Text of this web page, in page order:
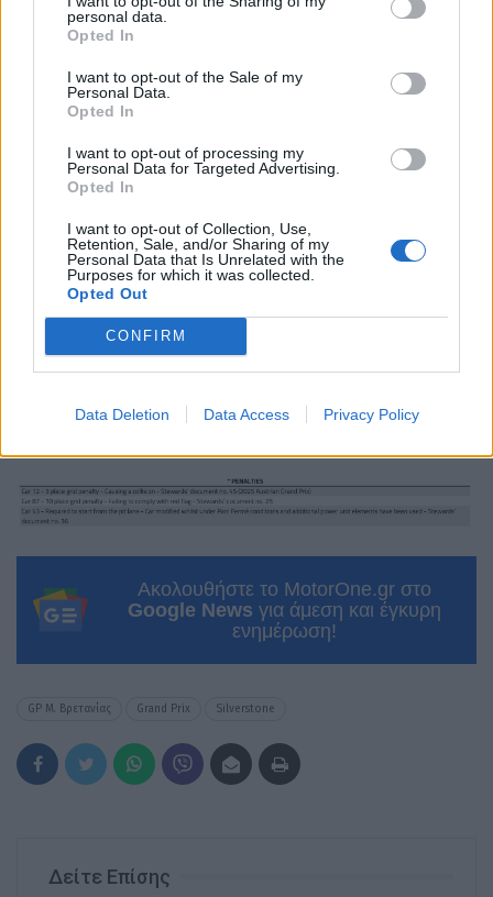
personal data.
Opted In
I want to opt-out of the Sale of my
Personal Data.
Opted In
I want to opt-out of processing my
Personal Data for Targeted Advertising.
Opted In
I want to opt-out of Collection, Use,
Retention, Sale, and/or Sharing of my
Personal Data that Is Unrelated with the
Purposes for which it was collected.
Opted Out
CONFIRM
Data Deletion Data Access Privacy Policy
αποφάσισε να τοποθετήσει επιπλέον
οποίος θα υποχρεωθεί να
pit lane
Ακολουθήστε το MotorOne.gr στο
Google News για άμεση και έγκυρη
ενημέρωση!
GP Μ. Βρετανίας Grand Prix Silverstone
Δείτε Επίσης